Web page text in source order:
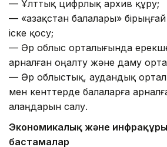
— Ұлттық цифрлық архив құру;
— «Қазақстан балалары»
іске қосу;
— Әр облыс орталығында
арналған оңалту және даму
— Әр облыстық, аудандық
мен кенттерде балаларға
алаңдарын салу.
Экономикалық және
бастамалар